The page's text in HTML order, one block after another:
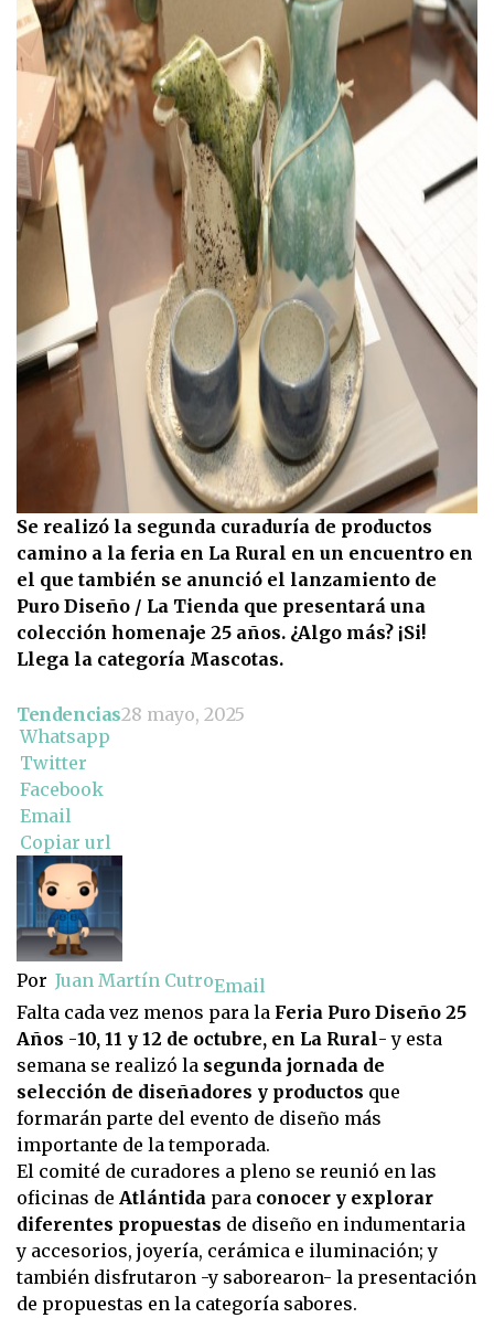
Se realizó la segunda curaduría de productos
camino a la feria en La Rural en un encuentro en
el que también se anunció el lanzamiento de
Puro Diseño / La Tienda que presentará una
colección homenaje 25 años. ¿Algo más? ¡Si!
Llega la categoría Mascotas.
Tendencias28 mayo, 2025
Whatsapp
Twitter
Facebook
Email
Copiar url
Por Juan Martín CutroEmail
Falta cada vez menos para la Feria Puro Diseño 25
Años -10, 11 y 12 de octubre, en La Rural- y esta
semana se realizó la segunda jornada de
selección de diseñadores y productos que
formarán parte del evento de diseño más
importante de la temporada.
El comité de curadores a pleno se reunió en las
oficinas de Atlántida para conocer y explorar
diferentes propuestas de diseño en indumentaria
y accesorios, joyería, cerámica e iluminación; y
también disfrutaron -y saborearon- la presentación
de propuestas en la categoría sabores.